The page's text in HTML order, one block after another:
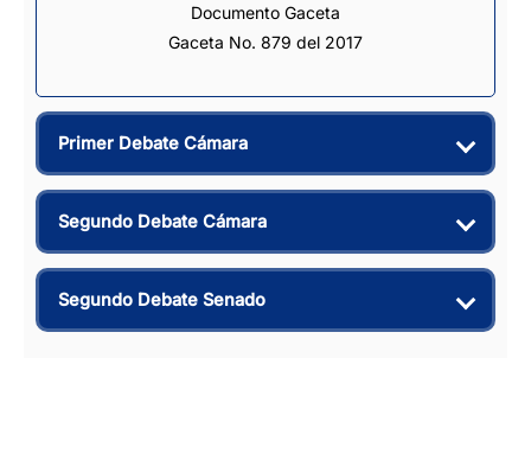
Documento Gaceta
Gaceta No. 879 del 2017
Primer Debate Cámara
Segundo Debate Cámara
Segundo Debate Senado